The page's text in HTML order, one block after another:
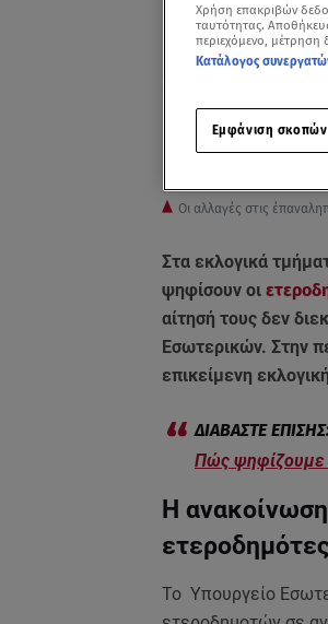
Οι αλλαγές στις
Στα εκλογικά
ψηφίσουν οι
αίτησή τους δεν
Εσωτερικών. Στην
επικείμενη
Πώς ψηφίζουμε
Η
ετεροδημότες
Το Υπουργείο
Χρήση επακριβών
ταυτότητας.
περιεχόμενο, μέτρηση
Κατάλογος
Εμφάνιση σκοπών